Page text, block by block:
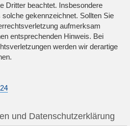
Dritter beachtet. Insbesondere
gekennzeichnet. Sollten Sie
aufmerksam
entsprechenden Hinweis. Bei
werden wir derartige
und Datenschutzerklärung